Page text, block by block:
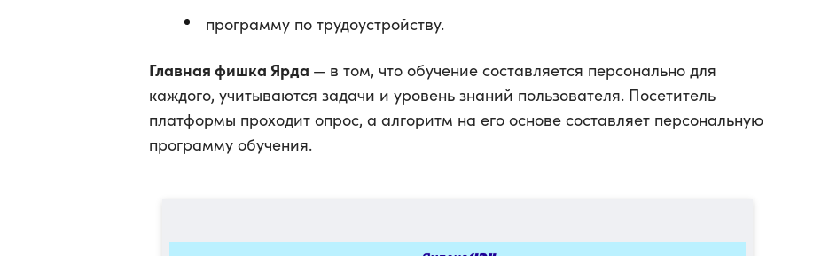
программу по трудоустройству.
Главная фишка Ярда — в том, что обучение составляется персонально для
каждого, учитываются задачи и уровень знаний пользователя. Посетитель
платформы проходит опрос, а алгоритм на его основе составляет персональную
программу обучения.